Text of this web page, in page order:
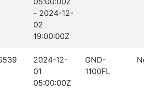
- 2024-12-
02
19:00:00Z
2024-12-
01
05:00:00Z
GND-
1100FL